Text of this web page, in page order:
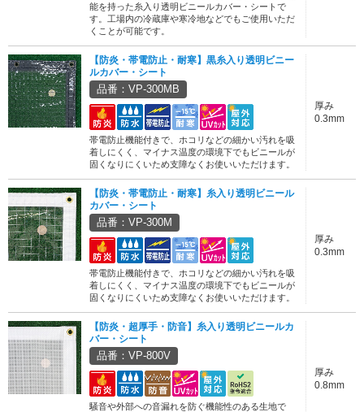
能を持った糸入り透明ビニールカバー・シートで
す。工場内の冷蔵庫や寒冷地などでもご使用いただ
くことが可能です。
【防炎・帯電防止・耐寒】黒糸入り透明ビニー
ルカバー・シート
品番：VP-300MB
帯電防止機能付きで、ホコリなどの細かい汚れを吸
着しにくく、マイナス温度の環境下でもビニールが
固くなりにくいため支障なくお使いいただけます。
厚み
0.3mm
【防炎・帯電防止・耐寒】糸入り透明ビニール
カバー・シート
品番：VP-300M
帯電防止機能付きで、ホコリなどの細かい汚れを吸
着しにくく、マイナス温度の環境下でもビニールが
固くなりにくいため支障なくお使いいただけます。
厚み
0.3mm
【防炎・超厚手・防音】糸入り透明ビニールカ
バー・シート
品番：VP-800V
騒音や外部への音漏れを防ぐ機能性のある生地で
厚み
0.8mm